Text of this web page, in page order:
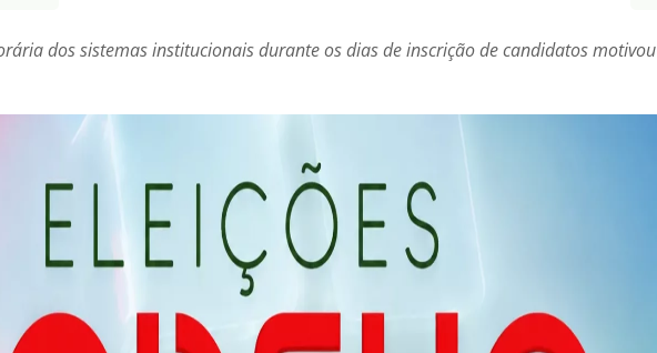
dos sistemas institucionais durante os dias de inscrição de candidatos motivou